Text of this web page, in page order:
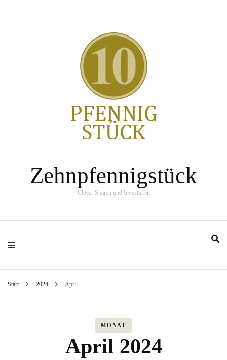
Zehnpfennigstück
Clever Sparen und Investieren
Start 2024 April
MONAT
April 2024